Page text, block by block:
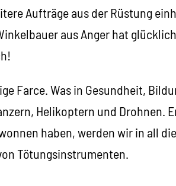
Aufträge aus der Rüstung
aus Anger hat
Farce. Was in Gesundheit,
Helikoptern und Drohnen.
haben, werden wir in all
Tötungsinstrumenten.